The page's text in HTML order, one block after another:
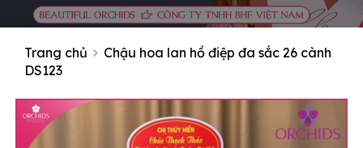
Trang chủ
Chậu hoa lan hồ điệp đa sắc 26 cành
DS123